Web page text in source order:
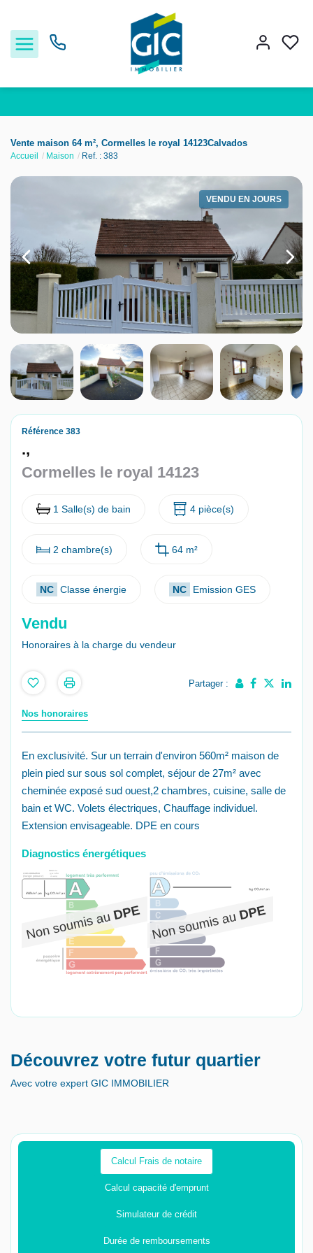
Acheter
Louer
Nos services
Nos agences
Nous contacter
Nous rejoindre
Vente maison 64 m², Cormelles le royal 14123Calvados
Accueil Maison Ref. : 383
VENDU EN JOURS
Référence 383
.,
Cormelles le royal 14123
1 Salle(s) de bain 4 pièce(s)
2 chambre(s) 64 m²
NC Classe énergie NC Emission GES
Vendu
Honoraires à la charge du vendeur
Partager :
Nos honoraires
En exclusivité. Sur un terrain d'environ 560m² maison de
plein pied sur sous sol complet, séjour de 27m² avec
cheminée exposé sud ouest,2 chambres, cuisine, salle de
bain et WC. Volets électriques, Chauffage individuel.
Extension envisageable. DPE en cours
Diagnostics énergétiques
Découvrez votre futur quartier
Avec votre expert GIC IMMOBILIER
Calcul Frais de notaire
Calcul capacité d'emprunt
Simulateur de crédit
Durée de remboursements